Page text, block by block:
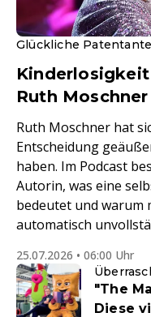
Glückliche Patentante
Ruth
Ruth Moschner hat
Entscheidung
haben. Im Podcast
Autorin, was eine
bedeutet und warum
automatisch
25.07.2026 • 06:00 Uhr
"The
Diese